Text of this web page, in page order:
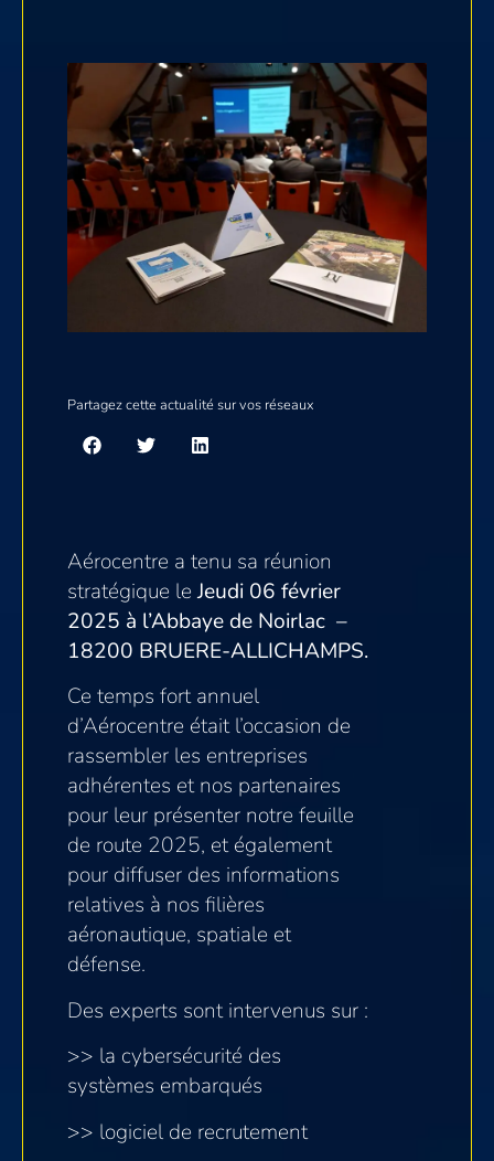
Partagez cette actualité sur vos réseaux
Aérocentre a tenu sa réunion
stratégique leJeudi 06 février
2025 à l’Abbaye de Noirlac –
18200 BRUERE-ALLICHAMPS.
Ce temps fort annuel
d’Aérocentre était l’occasion de
rassembler les entreprises
adhérentes et nos partenaires
pour leur présenter notre feuille
de route 2025, et également
pour diffuser des informations
relatives à nos filières
aéronautique, spatiale et
défense.
Des experts sont intervenus sur :
>> la cybersécurité des
systèmes embarqués
>> logiciel de recrutement